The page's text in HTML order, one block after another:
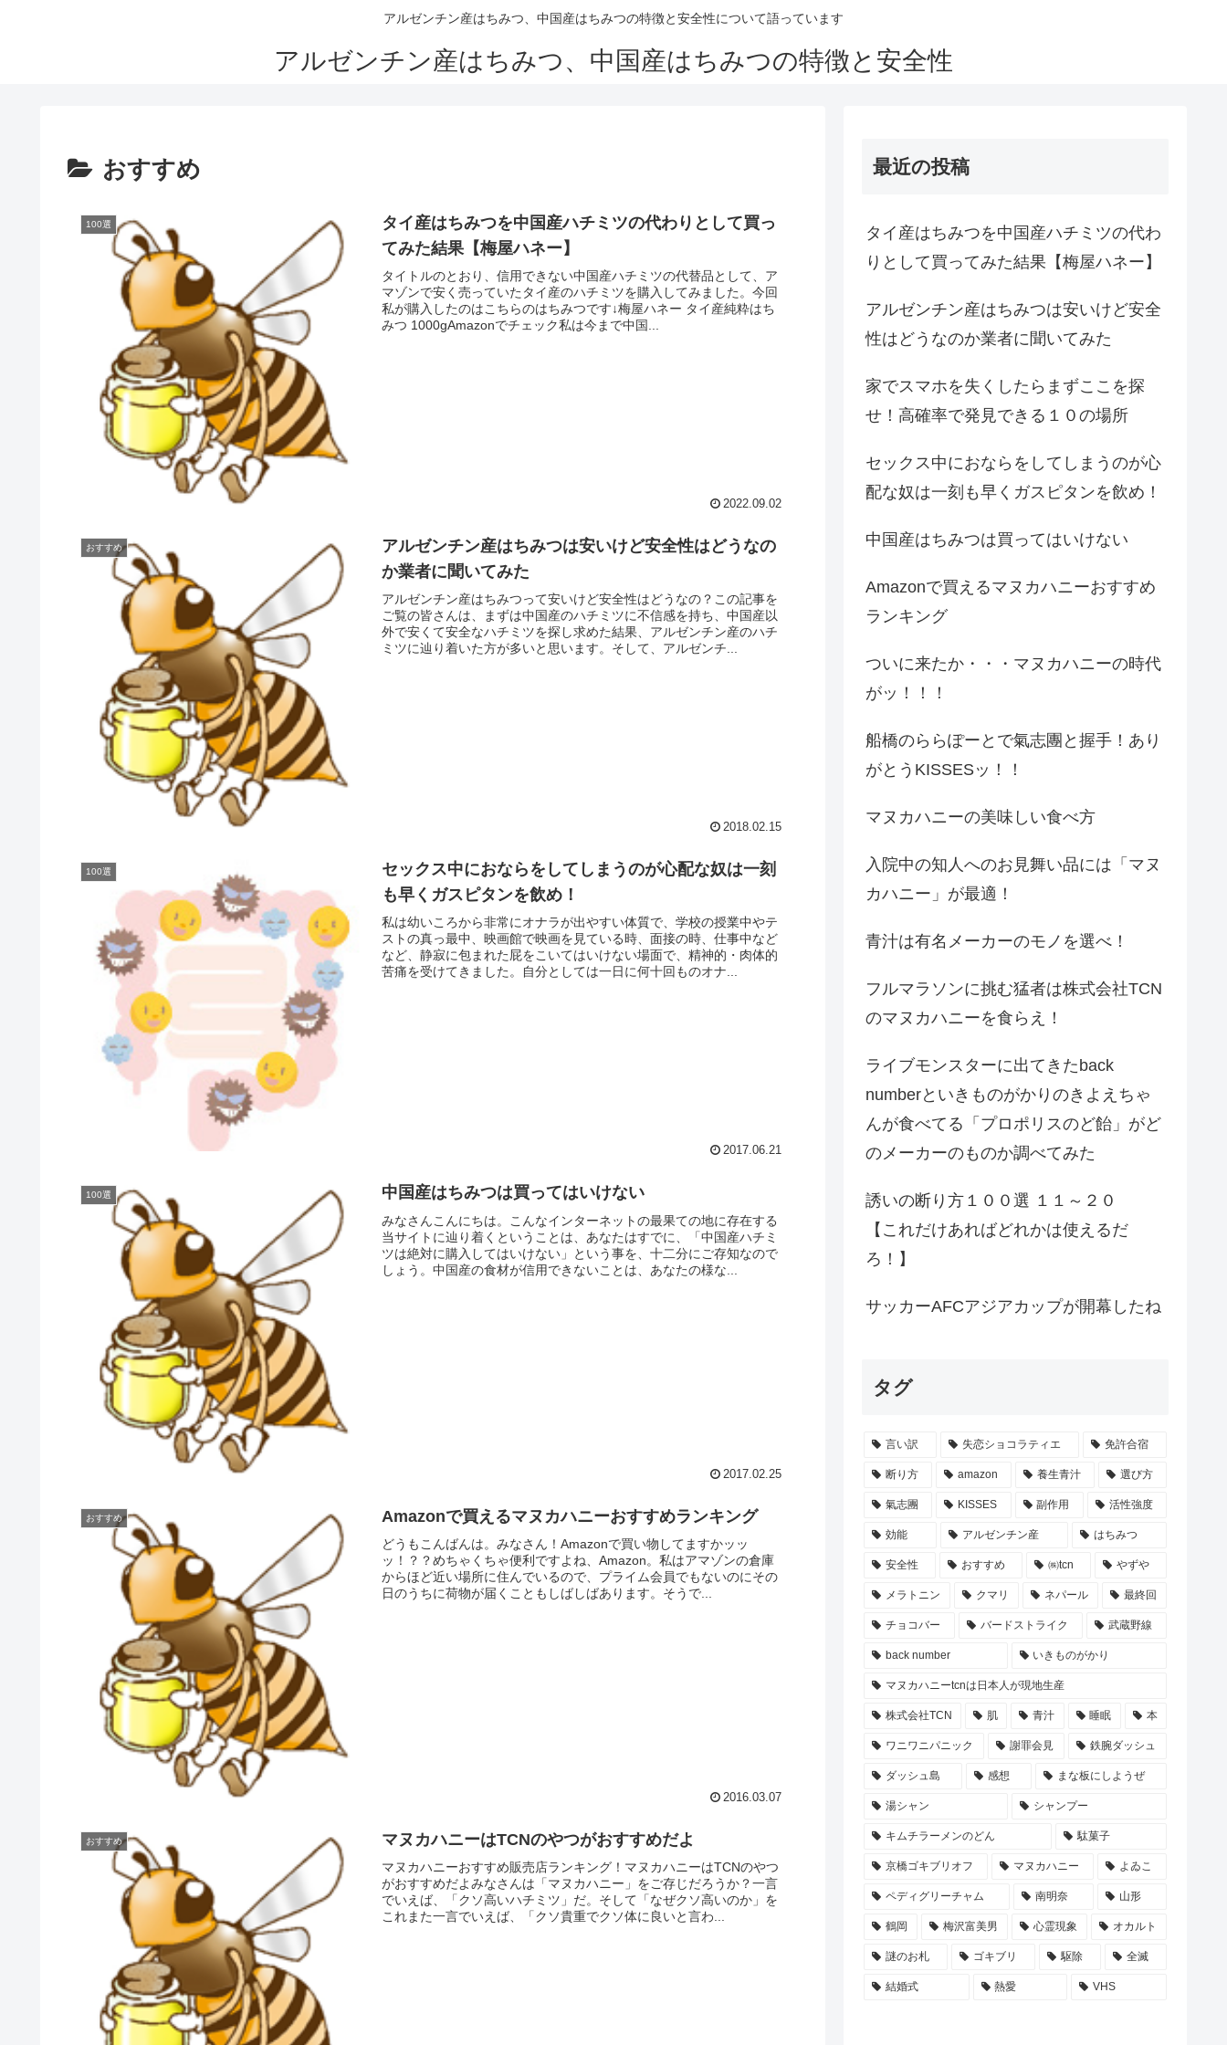
アルゼンチン産はちみつ、中国産はちみつの特徴と安全性について語っています
アルゼンチン産はちみつ、中国産はちみつの特徴と安全性
おすすめ
100選
タイ産はちみつを中国産ハチミツの代わりとして買っ
てみた結果【梅屋ハネー】
タイトルのとおり、信用できない中国産ハチミツの代替品として、ア
マゾンで安く売っていたタイ産のハチミツを購入してみました。今回
私が購入したのはこちらのはちみつです↓梅屋ハネー タイ産純粋はち
みつ 1000gAmazonでチェック私は今まで中国...
2022.09.02
おすすめ
アルゼンチン産はちみつは安いけど安全性はどうなの
か業者に聞いてみた
アルゼンチン産はちみつって安いけど安全性はどうなの？この記事を
ご覧の皆さんは、まずは中国産のハチミツに不信感を持ち、中国産以
外で安くて安全なハチミツを探し求めた結果、アルゼンチン産のハチ
ミツに辿り着いた方が多いと思います。そして、アルゼンチ...
2018.02.15
100選
セックス中におならをしてしまうのが心配な奴は一刻
も早くガスピタンを飲め！
私は幼いころから非常にオナラが出やすい体質で、学校の授業中やテ
ストの真っ最中、映画館で映画を見ている時、面接の時、仕事中など
など、静寂に包まれた屁をこいてはいけない場面で、精神的・肉体的
苦痛を受けてきました。自分としては一日に何十回ものオナ...
2017.06.21
100選 中国産はちみつは買ってはいけない
みなさんこんにちは。こんなインターネットの最果ての地に存在する
当サイトに辿り着くということは、あなたはすでに、「中国産ハチミ
ツは絶対に購入してはいけない」という事を、十二分にご存知なので
しょう。中国産の食材が信用できないことは、あなたの様な...
2017.02.25
おすすめ Amazonで買えるマヌカハニーおすすめランキング
どうもこんばんは。みなさん！Amazonで買い物してますかッッ
ッ！？？めちゃくちゃ便利ですよね、Amazon。私はアマゾンの倉庫
からほど近い場所に住んでいるので、プライム会員でもないのにその
日のうちに荷物が届くこともしばしばあります。そうで...
2016.03.07
おすすめ マヌカハニーはTCNのやつがおすすめだよ
マヌカハニーおすすめ販売店ランキング！マヌカハニーはTCNのやつ
がおすすめだよみなさんは「マヌカハニー」をご存じだろうか？一言
でいえば、「クソ高いハチミツ」だ。そして「なぜクソ高いのか」を
これまた一言でいえば、「クソ貴重でクソ体に良いと言わ...
最近の投稿
タイ産はちみつを中国産ハチミツの代わ
りとして買ってみた結果【梅屋ハネー】
アルゼンチン産はちみつは安いけど安全
性はどうなのか業者に聞いてみた
家でスマホを失くしたらまずここを探
せ！高確率で発見できる１０の場所
セックス中におならをしてしまうのが心
配な奴は一刻も早くガスピタンを飲め！
中国産はちみつは買ってはいけない
Amazonで買えるマヌカハニーおすすめ
ランキング
ついに来たか・・・マヌカハニーの時代
がッ！！！
船橋のららぽーとで氣志團と握手！あり
がとうKISSESッ！！
マヌカハニーの美味しい食べ方
入院中の知人へのお見舞い品には「マヌ
カハニー」が最適！
青汁は有名メーカーのモノを選べ！
フルマラソンに挑む猛者は株式会社TCN
のマヌカハニーを食らえ！
ライブモンスターに出てきたback
numberといきものがかりのきよえちゃ
んが食べてる「プロポリスのど飴」がど
のメーカーのものか調べてみた
誘いの断り方１００選 １１～２０
【これだけあればどれかは使えるだ
ろ！】
サッカーAFCアジアカップが開幕したね
タグ
言い訳 失恋ショコラティエ 免許合宿
断り方 amazon 養生青汁 選び方
氣志團 KISSES 副作用 活性強度
効能 アルゼンチン産 はちみつ
安全性 おすすめ ㈱tcn やずや
メラトニン クマリ ネパール 最終回
チョコバー バードストライク 武蔵野線
back number いきものがかり
マヌカハニーtcnは日本人が現地生産
株式会社TCN 肌 青汁 睡眠 本
ワニワニパニック 謝罪会見 鉄腕ダッシュ
ダッシュ島 感想 まな板にしようぜ
湯シャン シャンプー
キムチラーメンのどん 駄菓子
京橋ゴキブリオフ マヌカハニー よゐこ
ペディグリーチャム 南明奈 山形
鶴岡 梅沢富美男 心霊現象 オカルト
謎のお札 ゴキブリ 駆除 全滅
結婚式 熱愛 VHS